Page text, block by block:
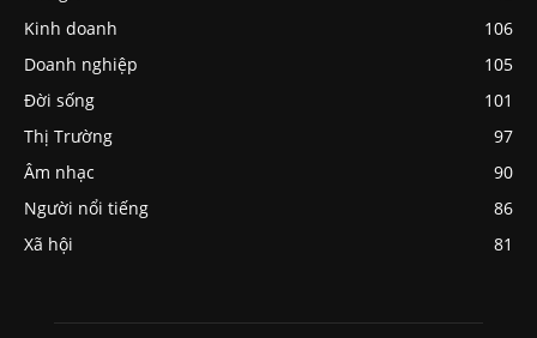
Kinh doanh
106
Doanh nghiệp
105
Đời sống
101
Thị Trường
97
Âm nhạc
90
Người nổi tiếng
86
Xã hội
81